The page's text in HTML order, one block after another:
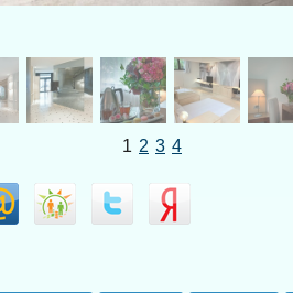
1 2 3 4